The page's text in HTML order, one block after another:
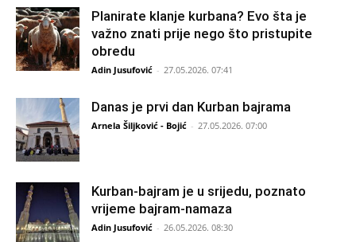
Planirate klanje kurbana? Evo šta je
važno znati prije nego što pristupite
obredu
Adin Jusufović - 27.05.2026. 07:41
Danas je prvi dan Kurban bajrama
Arnela Šiljković - Bojić - 27.05.2026. 07:00
Kurban-bajram je u srijedu, poznato
vrijeme bajram-namaza
Adin Jusufović - 26.05.2026. 08:30